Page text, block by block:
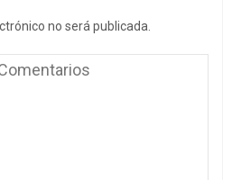
no será publicada.